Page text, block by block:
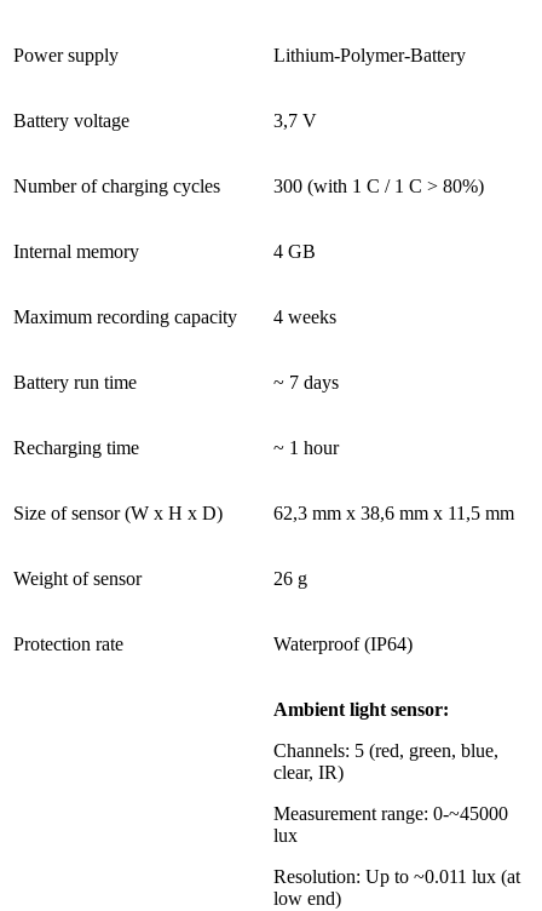
Power supply Lithium-Polymer-Battery
Battery voltage 3,7 V
Number of charging cycles 300 (with 1 C / 1 C > 80%)
Internal memory 4 GB
Maximum recording capacity 4 weeks
Battery run time ~ 7 days
Recharging time ~ 1 hour
Size of sensor (W x H x D) 62,3 mm x 38,6 mm x 11,5 mm
Weight of sensor 26 g
Protection rate Waterproof (IP64)
Ambient light sensor:
Channels: 5 (red, green, blue,
clear, IR)
Measurement range: 0-~45000
lux
Resolution: Up to ~0.011 lux (at
low end)